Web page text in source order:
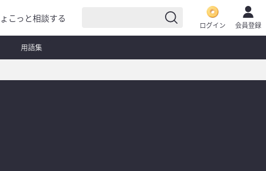
こっと相談する
ログイン 会員登録
用語集